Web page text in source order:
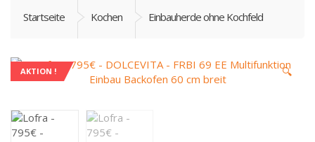
Startseite Kochen Einbauherde ohne Kochfeld
AKTION ! 🔍